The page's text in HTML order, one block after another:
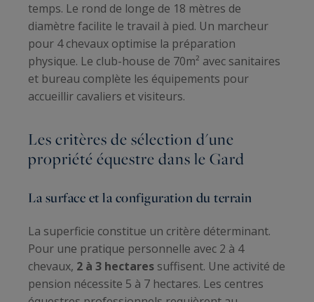
temps. Le rond de longe de 18 mètres de
diamètre facilite le travail à pied. Un marcheur
pour 4 chevaux optimise la préparation
physique. Le club-house de 70m² avec sanitaires
et bureau complète les équipements pour
accueillir cavaliers et visiteurs.
Les critères de sélection d'une
propriété équestre dans le Gard
La surface et la configuration du terrain
La superficie constitue un critère déterminant.
Pour une pratique personnelle avec 2 à 4
chevaux, 2 à 3 hectares suffisent. Une activité de
pension nécessite 5 à 7 hectares. Les centres